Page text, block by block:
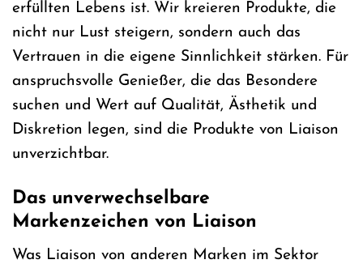
erfüllten Lebens ist. Wir kreieren Produkte, die
nicht nur Lust steigern, sondern auch das
Vertrauen in die eigene Sinnlichkeit stärken. Für
anspruchsvolle Genießer, die das Besondere
suchen und Wert auf Qualität, Ästhetik und
Diskretion legen, sind die Produkte von Liaison
unverzichtbar.
Das unverwechselbare
Markenzeichen von Liaison
Was Liaison von anderen Marken im Sektor